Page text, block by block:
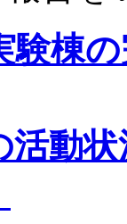
験棟
活動